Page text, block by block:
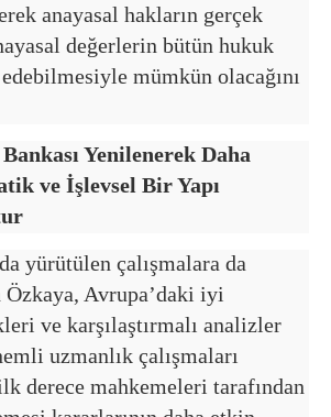
anayasal hakların gerçek
değerlerin bütün hukuk
mümkün olacağını
Yenilenerek Daha
ve İşlevsel Bir Yapı
yürütülen çalışmalara da
Özkaya, Avrupa’daki iyi
ve karşılaştırmalı analizler
uzmanlık çalışmaları
ilk derece mahkemeleri tarafından